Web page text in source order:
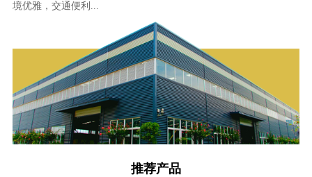
境优雅，交通便利...
推荐产品